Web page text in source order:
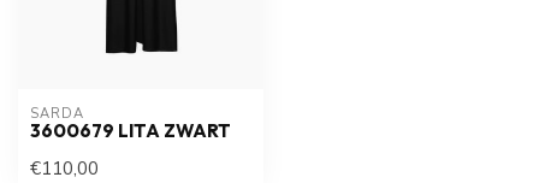
SARDA
3600679 LITA ZWART
€110,00